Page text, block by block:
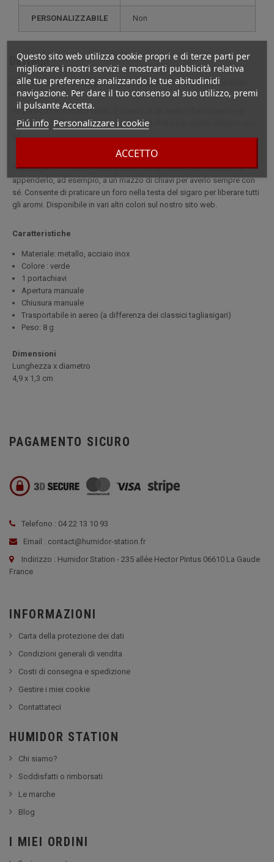
Questo sito web utilizza cookie propri e di terze parti per
migliorare i nostri servizi e mostrarti pubblicità relativa
alle tue preferenze analizzando le tue abitudinidi
navigazione. Per dare il tuo consenso al suo utilizzo, premi
il pulsante Accetta.
Piú info Personalizzare i cookie
ACCETTO
PERSONALIZZABILE non
Dettagli
Descrizione completa per Tagliabiscotti a forma di portachiavi
verde
Tagliasigari in metallo verde. È dotato di un anello che consente di
appenderlo, ad esempio, a un mazzo di chiavi per averlo sempre con
sé.
Tagliasigari in metallo verde. È dotato di un anello che consente di
appenderlo, ad esempio, a un mazzo di chiavi per averlo sempre con
sé. Consente di praticare un foro nella testa del sigaro per liberare tutti
gli aromi. Disponibile in vari altri colori sul nostro sito web.
Caratteristiche
Materiale: metallo, acciaio inox
Colore : verde
1 portachiavi
Apertura manuale
Chiusura manuale
Trasportabile in aereo (a differenza dei classici tagliasigari)
Peso: 8 g
Dimensioni
Lunghezza x diametro
4,9 x 1,3 cm
PAGAMENTO SICURO
Telefono : 04 22 13 10 93
Email : contact@humidor-station.fr
Indirizzo : Humidor Station - 235 allée Hector Pintus 06610 La Gaude
France
INFORMAZIONI
Carta della protezione dei dati
Condizioni generali di vendita
Costi di consegna e spedizione
Gestire i miei cookie
Contattateci
HUMIDOR STATION
Chi siamo?
Soddisfatti o rimborsati
Le marche
Blog
I MIEI ORDINI